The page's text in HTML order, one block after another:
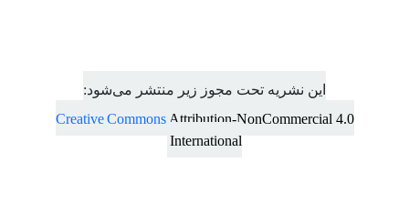
این نشریه تحت مجوز زیر منتشر می‌شود:
Creative Commons Attribution-NonCommercial 4.0
International